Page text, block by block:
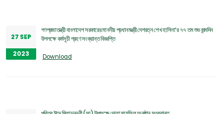
27 SEP
2023
গণপ্রজাতন্ত্রী বাংলাদেশ সরকারের মাননীয় প্রধানমন্ত্রী দেশরত্ন শেখ হাসিনা’র ৭৭ তম শুভ জন্মদিন
উপলক্ষে কর্মসূচী গ্রহণ সংক্রান্ত বিজ্ঞপ্তি
Download